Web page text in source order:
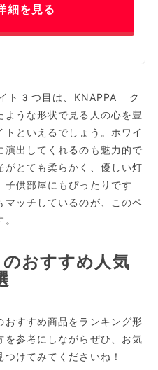
細を見る
イト3つ目は、KNAPPA ク
うな形状で見る人の心を豊
といえるでしょう。ホワイ
演出してくれるのも魅力的で
とても柔らかく、優しい灯
子供部屋にもぴったりです
ッチしているのが、このペ
おすすめ人気
おすすめ商品をランキング形
参考にしながらぜひ、お気
けてみてくださいね！